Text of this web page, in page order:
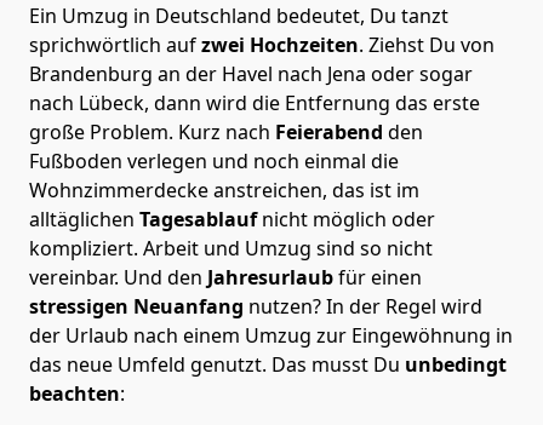
Ein Umzug in Deutschland bedeutet, Du tanzt
sprichwörtlich aufzwei Hochzeiten. Ziehst Du von
Brandenburg an der Havel nach Jena oder sogar
nach Lübeck, dann wird die Entfernung das erste
große Problem. Kurz nach Feierabend den
Fußboden verlegen und noch einmal die
Wohnzimmerdecke anstreichen, das ist im
alltäglichen Tagesablaufnicht möglich oder
kompliziert. Arbeit und Umzug sind so nicht
vereinbar. Und den Jahresurlaubfür einen
stressigen Neuanfang nutzen? In der Regel wird
der Urlaub nach einem Umzug zur Eingewöhnung in
das neue Umfeld genutzt. Das musst Du unbedingt
beachten: